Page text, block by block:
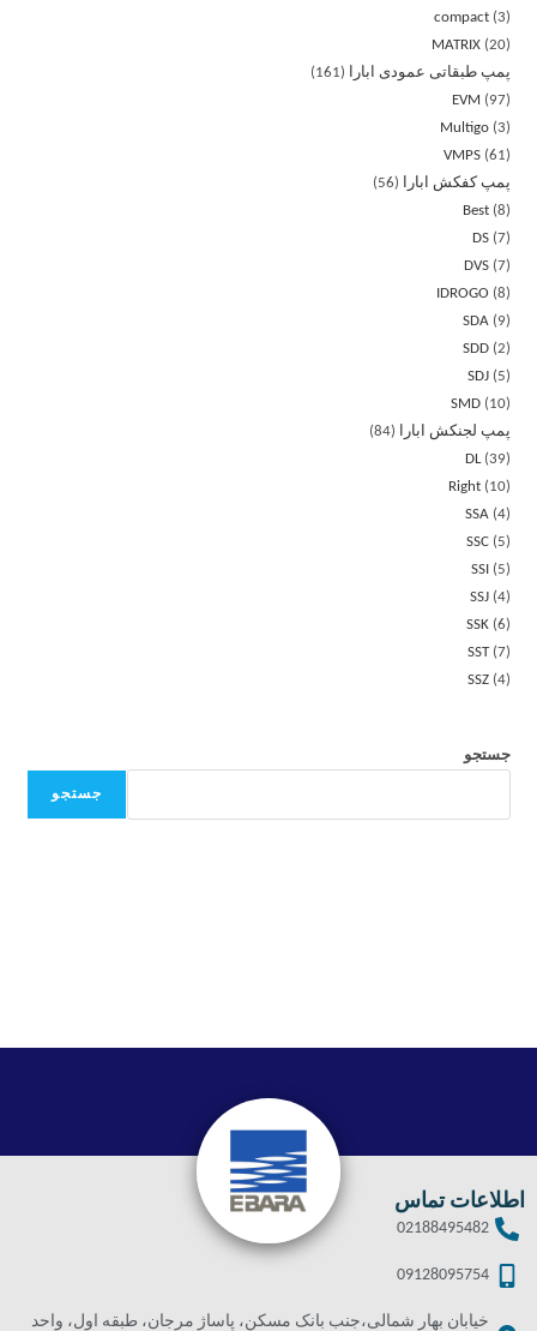
compact 3
MATRIX 20
پمپ طبقاتی عمودی ابارا
161
EVM
97
Multigo 3
VMPS 61
پمپ کفکش ابارا
56
Best 8
DS 7
DVS 7
IDROGO
8
SDA
9
SDD 2
SDJ
5
SMD
10
پمپ لجنکش ابارا
84
DL 39
Right
10
SSA 4
SSC
5
SSI
5
SSJ 4
SSK 6
SST 7
SSZ 4
جستجو
جستجو
اطلاعات تماس
02188495482
09128095754
خیابان بهار شمالی،جنب بانک مسکن، پاساژ مرجان، طبقه اول، واحد